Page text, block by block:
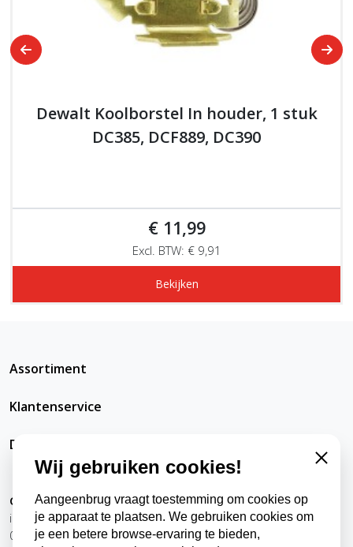
Dewalt Koolborstel In houder, 1 stuk
DC385, DCF889, DC390
€ 11,99
Excl. BTW: € 9,91
Bekijken
Assortiment
Klantenservice
DatRepareerIkZelfWel
Contact
info@datrepareerikzelfwel.nl
0118-570024
Wij gebruiken cookies!
Aangeenbrug vraagt toestemming om cookies op
je apparaat te plaatsen. We gebruiken cookies om
je een betere browse-ervaring te bieden,
Close